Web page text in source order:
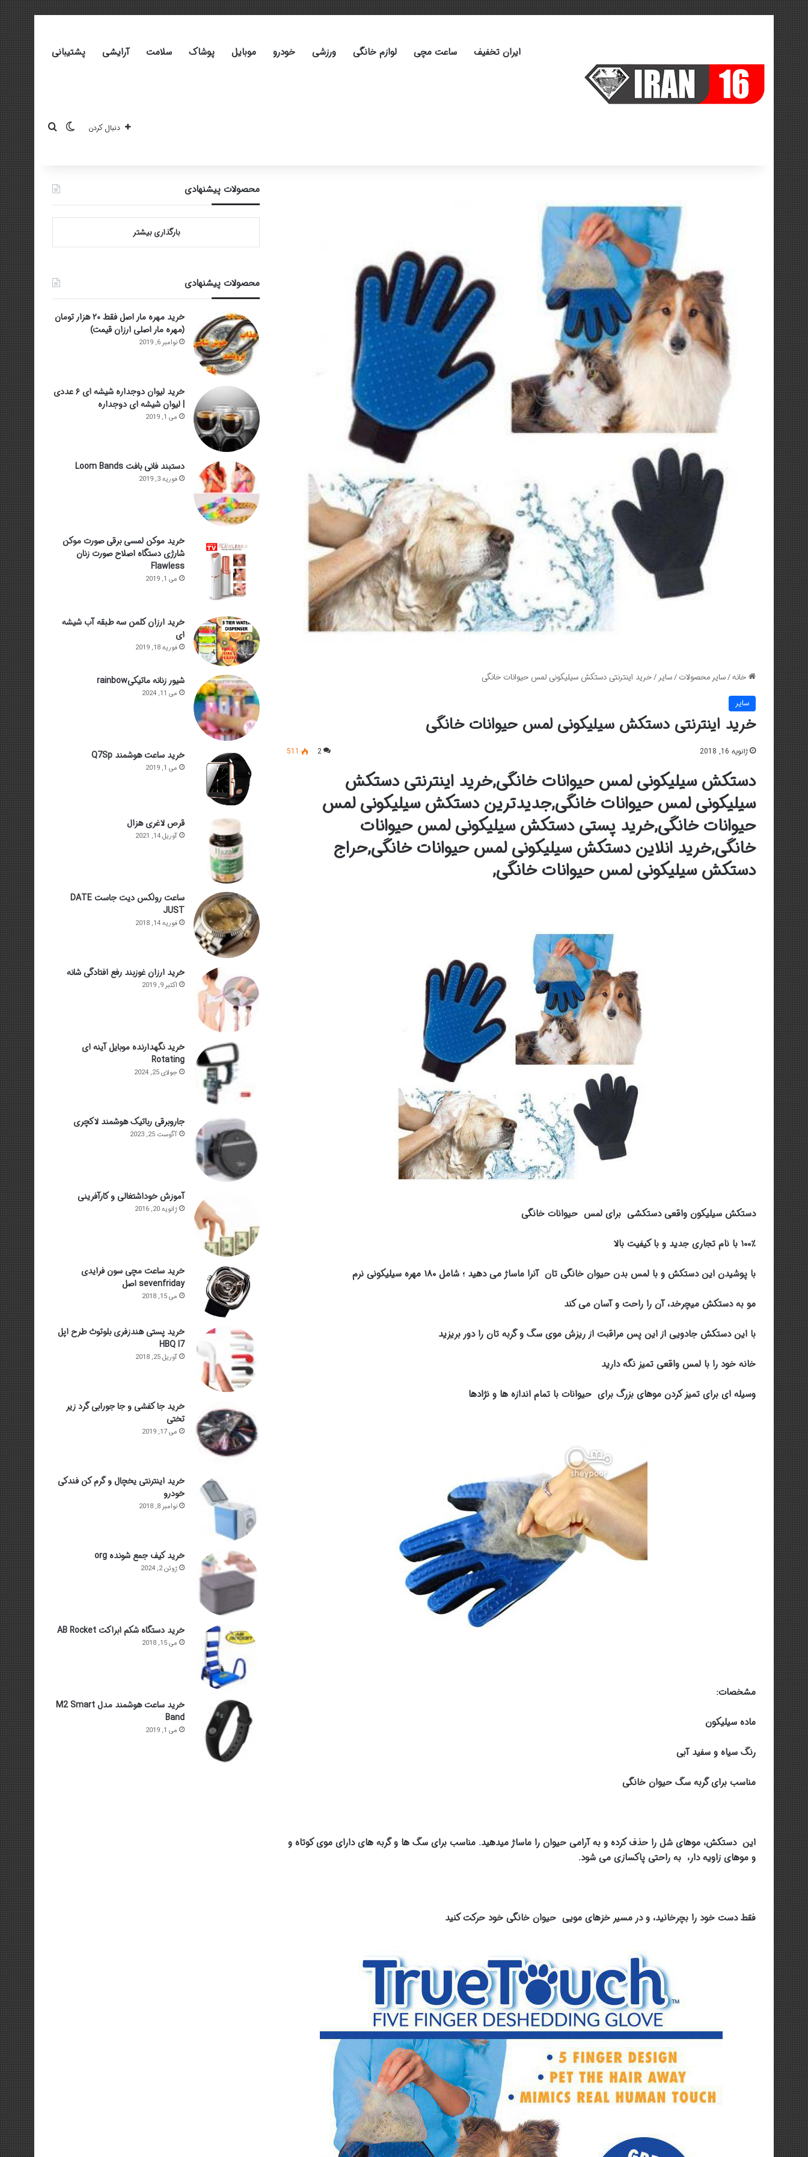
ایران تخفیف ساعت مچی لوازم خانگی ورزشی خودرو موبایل پوشاک سلامت آرایشی پشتیبانی
دنبال کردن تغییر پوسته
جستجو برای
خانه/سایر محصولات/سایر/خرید اینترنتی دستکش سیلیکونی لمس حیوانات خانگی
سایر
خرید اینترنتی دستکش سیلیکونی لمس حیوانات خانگی
ژانویه 16, 2018 2
511
دستکش سیلیکونی لمس حیوانات خانگی,خرید اینترنتی دستکش
سیلیکونی لمس حیوانات خانگی,جدیدترین دستکش سیلیکونی لمس
حیوانات خانگی,خرید پستی دستکش سیلیکونی لمس حیوانات
خانگی,خرید انلاین دستکش سیلیکونی لمس حیوانات خانگی,حراج
دستکش سیلیکونی لمس حیوانات خانگی,
دستکش سیلیکون واقعی دستکشی برای لمس حیوانات خانگی
۱۰۰٪ با نام تجاری جدید و با کیفیت بالا
با پوشیدن این دستکش و با لمس بدن حیوان خانگی تان آنرا ماساژ می دهید ؛ شامل ۱۸۰ مهره سیلیکونی نرم
مو به دستکش میچرخد، آن را راحت و آسان می کند
با این دستکش جادویی از این پس مراقبت از ریزش موی سگ و گربه تان را دور بریزید
خانه خود را با لمس واقعی تمیز نگه دارید
وسیله ای برای تمیز کردن موهای بزرگ برای حیوانات با تمام اندازه ها و نژادها
مشخصات:
ماده سیلیکون
رنگ سیاه و سفید آبی
مناسب برای گربه سگ حیوان خانگی
این دستکش، موهای شل را حذف کرده و به آرامی حیوان را ماساژ میدهید. مناسب برای سگ ها و گربه های دارای موی کوتاه و
و موهای زاویه دار، به راحتی پاکسازی می شود.
فقط دست خود را بچرخانید، و در مسیر خزهای مویی حیوان خانگی خود حرکت کنید
محصولات پیشنهادی
بارگذاری بیشتر
محصولات پیشنهادی
خرید مهره مار اصل فقط ۲۰ هزار تومان
(مهره مار اصلی ارزان قیمت)
نوامبر 6, 2019
خرید لیوان دوجداره شیشه ای ۶ عددی
| لیوان شیشه ای دوجداره
می 1, 2019
دستبند فانی بافت Loom Bands
فوریه 3, 2019
خرید موکن لمسی برقی صورت موکن
شارژی دستگاه اصلاح صورت زنان
Flawless
می 1, 2019
خرید ارزان کلمن سه طبقه آب شیشه
ای
فوریه 18, 2019
شیور زنانه ماتیکیrainbow
می 11, 2024
خرید ساعت هوشمند Q7Sp
می 1, 2019
قرص لاغری هزال
آوریل 14, 2021
ساعت رولکس دیت جاست DATE
JUST
فوریه 14, 2018
خرید ارزان غوزبند رفع افتادگی شانه
اکتبر 9, 2019
خرید نگهدارنده موبایل آینه ای
Rotating
جولای 25, 2024
جاروبرقی رباتیک هوشمند لاکچری
آگوست 25, 2023
آموزش خوداشتغالی و کارآفرینی
ژانویه 20, 2016
خرید ساعت مچی سون فرایدی
sevenfriday اصل
می 15, 2018
خرید پستی هندزفری بلوتوث طرح اپل
HBQ I7
آوریل 25, 2018
خرید جا کفشی و جا جورابی گرد زیر
تختی
می 17, 2019
خرید اینترنتی یخچال و گرم کن فندکی
خودرو
نوامبر 8, 2018
خرید کیف جمع شونده org
ژوئن 2, 2024
خرید دستگاه شکم ابراکت AB Rocket
می 15, 2018
خرید ساعت هوشمند مدل M2 Smart
Band
می 1, 2019